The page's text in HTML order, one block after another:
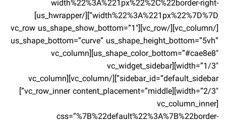
width%22%3A%221px%22%2C%22border-right-
width%22%3A%221px%22%7D%7D”][/us_hwrapper]
[/vc_column][/vc_row][vc_row us_shape_show_bottom=”1″
us_shape_bottom=”curve” us_shape_height_bottom=”5vh”
us_shape_color_bottom=”#cae8e8″][vc_column
width=”1/3″][vc_widget_sidebar
sidebar_id=”default_sidebar”][/vc_column][vc_column
width=”2/3″][vc_row_inner content_placement=”middle”]
[vc_column_inner
css=”%7B%22default%22%3A%7B%22border-